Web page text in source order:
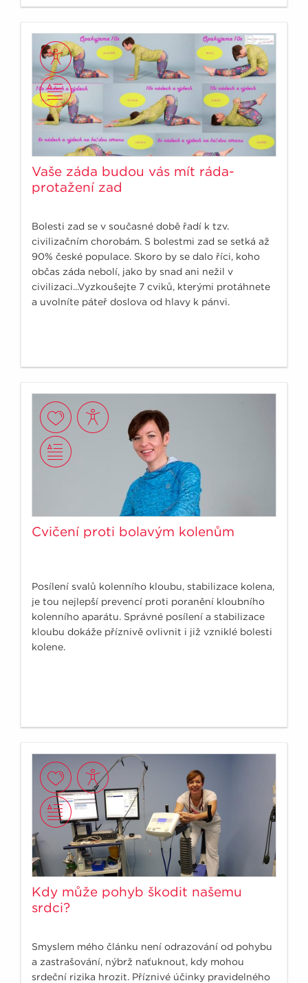
Vaše záda budou vás mít ráda-
protažení zad
Bolesti zad se v současné době řadí k tzv.
civilizačním chorobám. S bolestmi zad se setká až
90% české populace. Skoro by se dalo říci, koho
občas záda nebolí, jako by snad ani nežil v
civilizaci...Vyzkoušejte 7 cviků, kterými protáhnete
a uvolníte páteř doslova od hlavy k pánvi.
Cvičení proti bolavým kolenům
Posílení svalů kolenního kloubu, stabilizace kolena,
je tou nejlepší prevencí proti poranění kloubního
kolenního aparátu. Správné posílení a stabilizace
kloubu dokáže příznivě ovlivnit i již vzniklé bolesti
kolene.
Kdy může pohyb škodit našemu
srdci?
Smyslem mého článku není odrazování od pohybu
a zastrašování, nýbrž naťuknout, kdy mohou
srdeční rizika hrozit. Příznivé účinky pravidelného